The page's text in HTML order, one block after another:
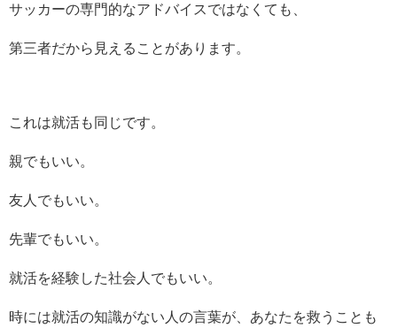
サッカーの専門的なアドバイスではなくても、
第三者だから見えることがあります。
これは就活も同じです。
親でもいい。
友人でもいい。
先輩でもいい。
就活を経験した社会人でもいい。
時には就活の知識がない人の言葉が、あなたを救うことも